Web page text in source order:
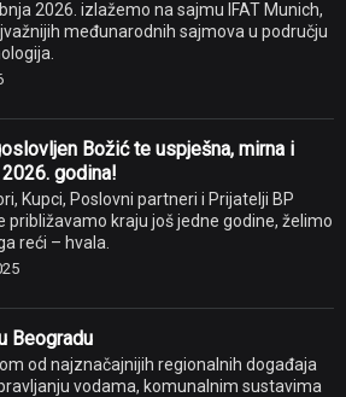
2026. izlažemo na sajmu IFAT Munich,
međunarodnih sajmova u području
Božić te uspješna, mirna i
godina!
Kupci, Poslovni partneri i Prijatelji BP
približavamo kraju još jedne godine, želimo
reći – hvala.
Beogradu
od najznačajnijih regionalnih događaja
vodama, komunalnim sustavima